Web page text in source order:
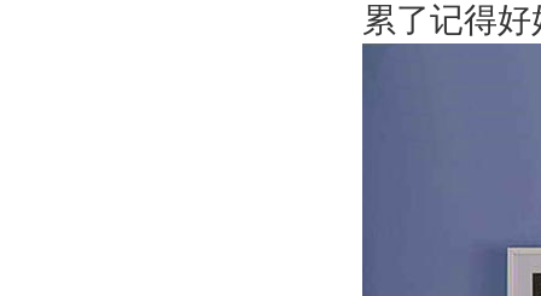
累了记得